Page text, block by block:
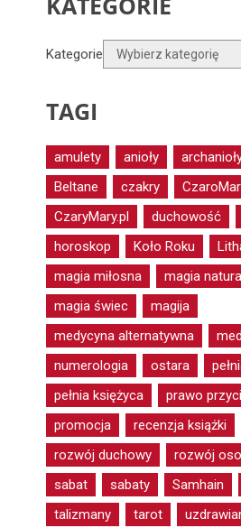
Kategorie
TAGI
amulety anioły
Beltane
czakry
CzaryMary.pl
duchowość
horoskop
Koło Roku
magia miłosna
magia
magia świec
magija
medycyna alternatywna
numerologia
ostara
pełnia księżyca
prawo
promocja
recenzja książki
rozwój duchowy
rozwój
sabat
sabaty Samhain
talizmany
tarot